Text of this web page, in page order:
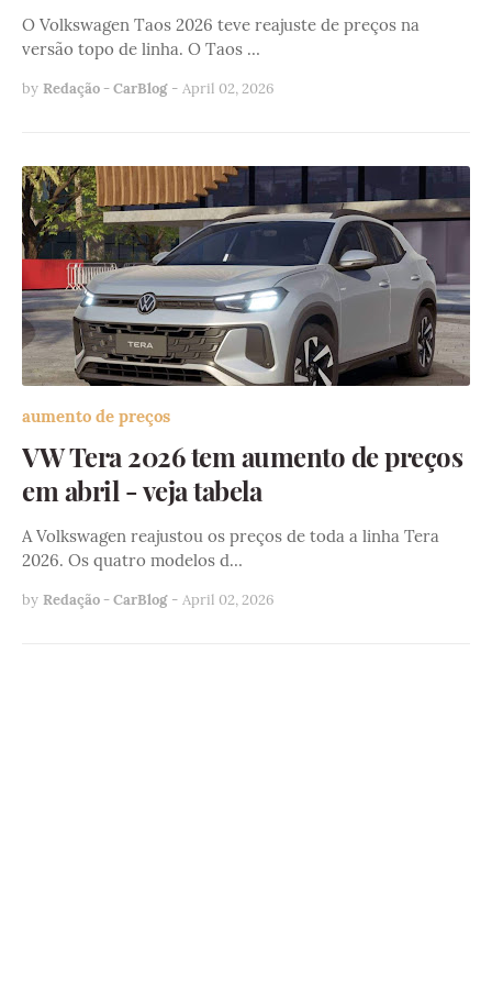
O Volkswagen Taos 2026 teve reajuste de preços na
versão topo de linha. O Taos …
by Redação - CarBlog - April 02, 2026
aumento de preços
VW Tera 2026 tem aumento de preços
em abril - veja tabela
A Volkswagen reajustou os preços de toda a linha Tera
2026. Os quatro modelos d…
by Redação - CarBlog - April 02, 2026